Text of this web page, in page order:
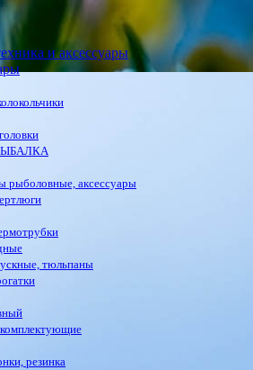
и аксессуары
рыболовные, аксессуары
тюльпаны
резинка